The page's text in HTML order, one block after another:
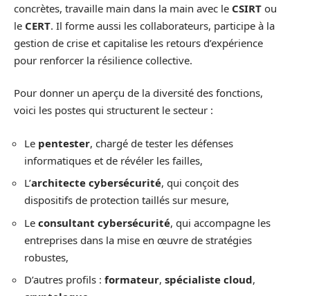
concrètes, travaille main dans la main avec le CSIRT ou
le CERT. Il forme aussi les collaborateurs, participe à la
gestion de crise et capitalise les retours d’expérience
pour renforcer la résilience collective.
Pour donner un aperçu de la diversité des fonctions,
voici les postes qui structurent le secteur :
Le pentester, chargé de tester les défenses
informatiques et de révéler les failles,
L’architecte cybersécurité, qui conçoit des
dispositifs de protection taillés sur mesure,
Le consultant cybersécurité, qui accompagne les
entreprises dans la mise en œuvre de stratégies
robustes,
D’autres profils : formateur, spécialiste cloud,